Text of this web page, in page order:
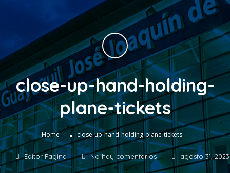
close-up-hand-holding-
plane-tickets
Home » close-up-hand-holding-plane-tickets
Editor Pagina No hay comentarios agosto 31, 2023